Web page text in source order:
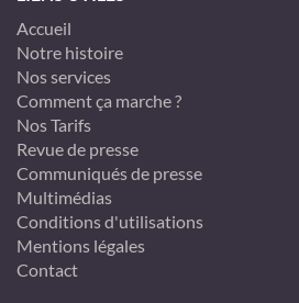
Accueil
Notre histoire
Nos services
Comment ça marche ?
Nos Tarifs
Revue de presse
Communiqués de presse
Multimédias
Conditions d'utilisations
Mentions légales
Contact